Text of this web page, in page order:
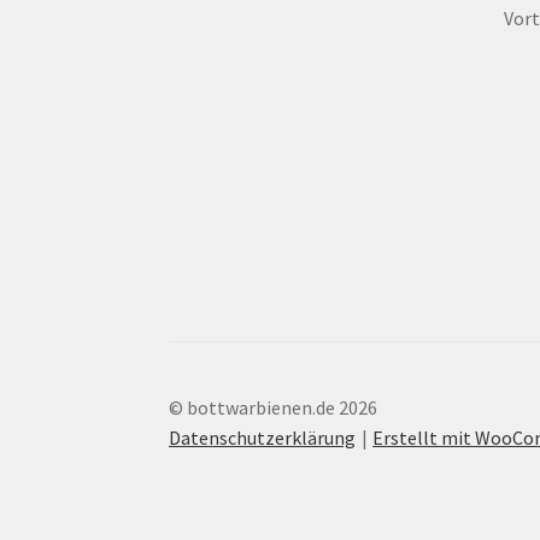
© bottwarbienen.de 2026
Datenschutzerklärung
Erstellt mit